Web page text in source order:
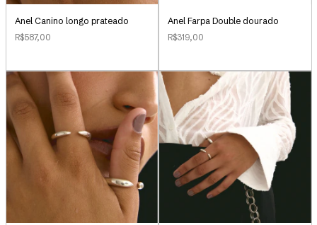
Anel Canino longo prateado
R$587,00
Anel Farpa Double dourado
R$319,00